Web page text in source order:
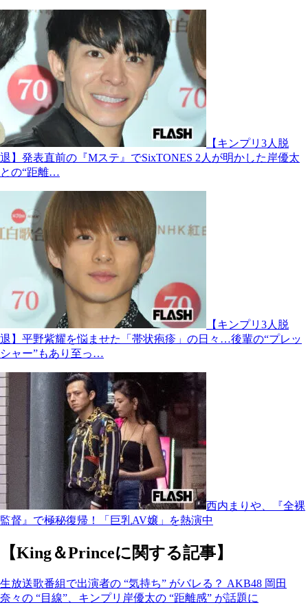
【キンプリ3人脱
退】発表直前の『Mステ』でSixTONES 2人が明かした岸優太
との“距離…
【キンプリ3人脱
退】平野紫耀を悩ませた「帯状疱疹」の日々…後輩の“プレッ
シャー”もあり至っ…
西内まりや、『全裸
監督』で極秘復帰！「巨乳AV嬢」を熱演中
【King＆Princeに関する記事】
生放送歌番組で出演者の “気持ち” がバレる？ AKB48 岡田
奈々の “目線”、キンプリ岸優太の “距離感” が話題に